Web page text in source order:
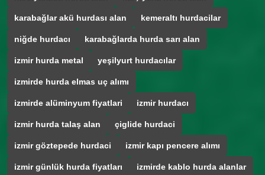
karabağlar akü hurdası alan kemeraltı hurdacilar
niğde hurdacı karabağlarda hurda sarı alan
izmir hurda metal yeşilyurt hurdacılar
izmirde hurda elmas uç alımı
izmirde alüminyum fiyatlari izmir hurdacı
izmir hurda talaş alan çiglide hurdaci
izmir göztepede hurdaci izmir kapı pencere alımı
izmir günlük hurda fiyatları izmirde kablo hurda alanlar